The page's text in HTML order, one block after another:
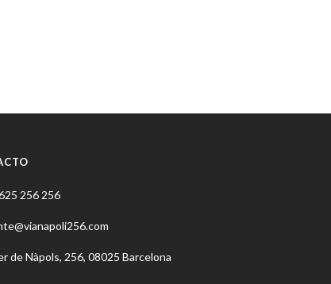
256 256
de Nàpols, 256, 08025 Barcelona